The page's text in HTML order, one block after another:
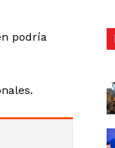
podría